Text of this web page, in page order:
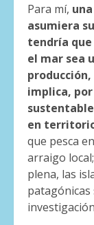
Para mí,
asumiera
tendría
el mar sea
implica,
en
que pesca
arraigo
plena, las